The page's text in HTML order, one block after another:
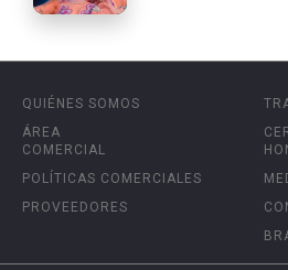
QUIÉNES SOMOS
ÁREA
COMERCIAL
POLÍTICAS COMERCIALES
PROVEEDORES